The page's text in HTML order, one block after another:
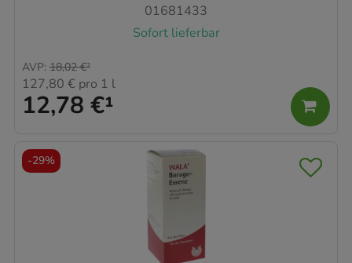
01681433
Sofort lieferbar
12,78 €¹
AVP: 18,02 €²
127,80 € pro 1 l
-29%